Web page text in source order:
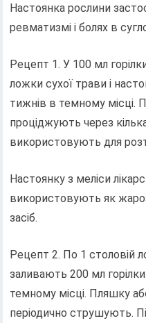
Настоянка рослини
ревматизмі і болях в
Рецепт 1. У 100 мл
ложки сухої трави і
тижнів в темному місці.
проціджують через
використовують для
Настоянку з меліси
використовують як
засіб.
Рецепт 2. По 1 столовій
заливають 200 мл
темному місці. Пляшку
періодично струшують.